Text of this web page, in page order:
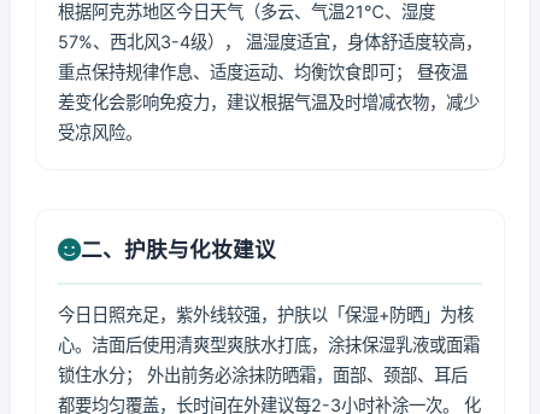
根据阿克苏地区今日天气（多云、气温21℃、湿度
57%、西北风3-4级）， 温湿度适宜，身体舒适度较高，
重点保持规律作息、适度运动、均衡饮食即可； 昼夜温
差变化会影响免疫力，建议根据气温及时增减衣物，减少
受凉风险。
二、护肤与化妆建议
今日日照充足，紫外线较强，护肤以「保湿+防晒」为核
心。洁面后使用清爽型爽肤水打底，涂抹保湿乳液或面霜
锁住水分； 外出前务必涂抹防晒霜，面部、颈部、耳后
都要均匀覆盖，长时间在外建议每2-3小时补涂一次。 化